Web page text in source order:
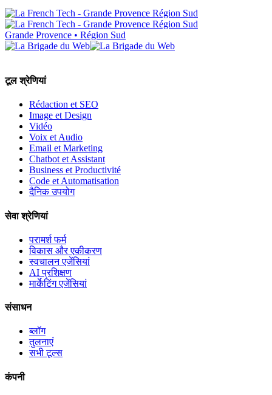
Grande Provence • Région Sud
टूल श्रेणियां
Rédaction et SEO
Image et Design
Vidéo
Voix et Audio
Email et Marketing
Chatbot et Assistant
Business et Productivité
Code et Automatisation
दैनिक उपयोग
सेवा श्रेणियां
परामर्श फर्म
विकास और एकीकरण
स्वचालन एजेंसियां
AI प्रशिक्षण
मार्केटिंग एजेंसियां
संसाधन
ब्लॉग
तुलनाएं
सभी टूल्स
कंपनी